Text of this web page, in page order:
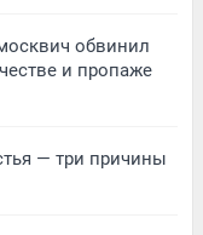
обвинил
и пропаже
— три причины